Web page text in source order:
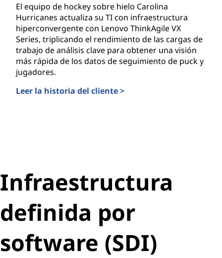
El equipo de hockey sobre hielo Carolina
Hurricanes actualiza su TI con infraestructura
hiperconvergente con Lenovo ThinkAgile VX
Series, triplicando el rendimiento de las cargas de
trabajo de análisis clave para obtener una visión
más rápida de los datos de seguimiento de puck y
jugadores.
Leer la historia del cliente >
Infraestructura
definida por
software (SDI)